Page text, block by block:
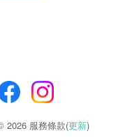
2026 服務條款(更新)